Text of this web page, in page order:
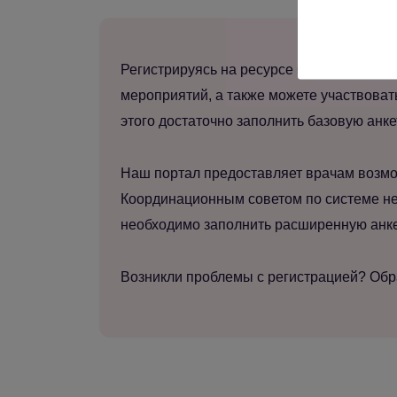
Регистрируясь на ресурсе Gynecology
мероприятий, а также можете
этого достаточно заполнить базовую
Наш портал предоставляет врачам
Координационным советом по системе
необходимо заполнить расширенную
Возникли проблемы с регистрацией?